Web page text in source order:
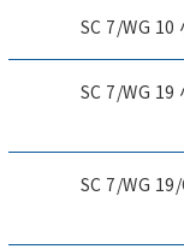
SC 7/WG 10
SC 7/WG 19
SC 7/WG